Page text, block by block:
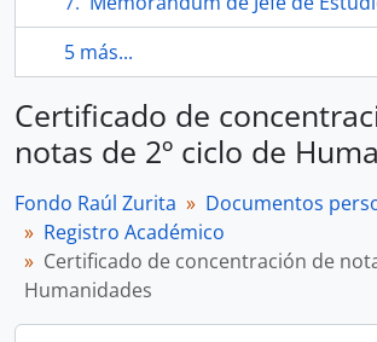
5 más...
Certificado de
notas de 2º ciclo de
Fondo Raúl Zurita
Documentos
Registro Académico
Certificado de concentración de
Humanidades